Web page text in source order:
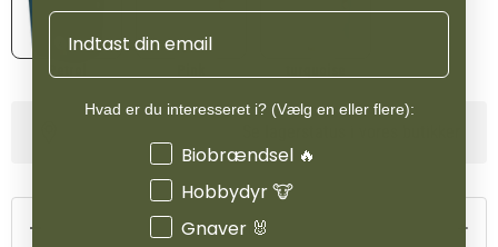
Petrol
Email
Hvad er du interesseret i? (Vælg en eller flere):
Interesser
Biobrændsel 🔥
Hobbydyr 🐮
Gnaver 🐰